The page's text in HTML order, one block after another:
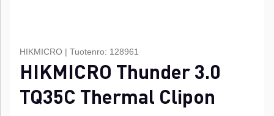
HIKMICRO | Tuotenro: 128961
HIKMICRO Thunder 3.0
TQ35C Thermal Clipon